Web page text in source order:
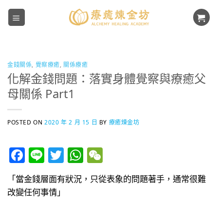
Skip
金錢關係 覺察療癒 關係療癒
化解金錢問題：落實身體覺察與療癒父
母關係 Part1
POSTED ON2020 年 2 月 15 日 BY 療癒煉金坊
Facebook
LineTwitterWhatsApp
「當金錢層面有狀況，只從表象的問題著手，通常很難
改變任何事情」